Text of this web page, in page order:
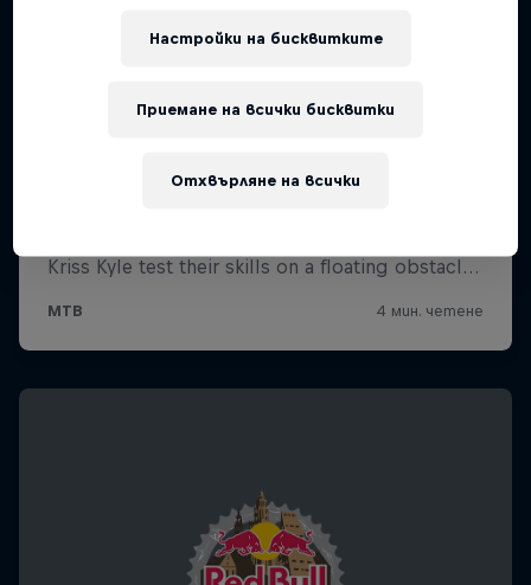
Настройки на бисквитките
Отхвърляне на всички
Приемане на всички бисквитки